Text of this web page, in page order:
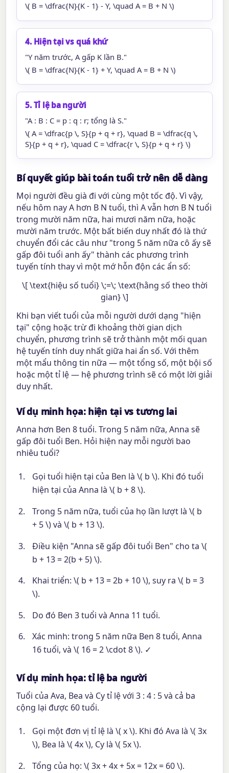
\( B = \dfrac{N}{K - 1} - Y, \quad A = B + N \)
4. Hiện tại vs quá khứ
"Y năm trước, A gấp K lần B."
\( B = \dfrac{N}{K - 1} + Y, \quad A = B + N \)
5. Tỉ lệ ba người
"A : B : C = p : q : r; tổng là S."
\( A = \dfrac{p \, S}{p + q + r}, \quad B = \dfrac{q \,
S}{p + q + r}, \quad C = \dfrac{r \, S}{p + q + r} \)
Bí quyết giúp bài toán tuổi trở nên dễ dàng
Mọi người đều già đi với cùng một tốc độ. Vì vậy,
nếu hôm nay A hơn B N tuổi, thì A vẫn hơn B N tuổi
trong mười năm nữa, hai mươi năm nữa, hoặc
mười năm trước. Một bất biến duy nhất đó là thứ
chuyển đổi các câu như "trong 5 năm nữa cô ấy sẽ
gấp đôi tuổi anh ấy" thành các phương trình
tuyến tính thay vì một mớ hỗn độn các ẩn số:
\[ \text{hiệu số tuổi} \;=\; \text{hằng số theo thời
gian} \]
Khi bạn viết tuổi của mỗi người dưới dạng "hiện
tại" cộng hoặc trừ đi khoảng thời gian dịch
chuyển, phương trình sẽ trở thành một mối quan
hệ tuyến tính duy nhất giữa hai ẩn số. Với thêm
một mẩu thông tin nữa — một tổng số, một bội số
hoặc một tỉ lệ — hệ phương trình sẽ có một lời giải
duy nhất.
Ví dụ minh họa: hiện tại vs tương lai
Anna hơn Ben 8 tuổi. Trong 5 năm nữa, Anna sẽ
gấp đôi tuổi Ben. Hỏi hiện nay mỗi người bao
nhiêu tuổi?
Gọi tuổi hiện tại của Ben là \( b \). Khi đó tuổi
hiện tại của Anna là \( b + 8 \).
Trong 5 năm nữa, tuổi của họ lần lượt là \( b
+ 5 \) và \( b + 13 \).
Điều kiện "Anna sẽ gấp đôi tuổi Ben" cho ta \(
b + 13 = 2(b + 5) \).
Khai triển: \( b + 13 = 2b + 10 \), suy ra \( b = 3
\).
Do đó Ben 3 tuổi và Anna 11 tuổi.
Xác minh: trong 5 năm nữa Ben 8 tuổi, Anna
16 tuổi, và \( 16 = 2 \cdot 8 \). ✓
Ví dụ minh họa: tỉ lệ ba người
Tuổi của Ava, Bea và Cy tỉ lệ với 3 : 4 : 5 và cả ba
cộng lại được 60 tuổi.
Gọi một đơn vị tỉ lệ là \( x \). Khi đó Ava là \( 3x
\), Bea là \( 4x \), Cy là \( 5x \).
Tổng của họ: \( 3x + 4x + 5x = 12x = 60 \).